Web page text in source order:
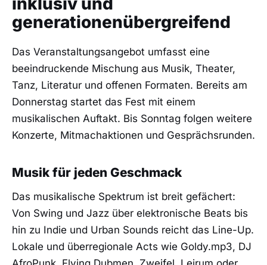
generationenübergreifend
Das Veranstaltungsangebot umfasst eine
beeindruckende Mischung aus Musik, Theater,
Tanz, Literatur und offenen Formaten. Bereits am
Donnerstag startet das Fest mit einem
musikalischen Auftakt. Bis Sonntag folgen weitere
Konzerte, Mitmachaktionen und Gesprächsrunden.
Musik für jeden Geschmack
Das musikalische Spektrum ist breit gefächert:
Von Swing und Jazz über elektronische Beats bis
hin zu Indie und Urban Sounds reicht das Line-Up.
Lokale und überregionale Acts wie Goldy.mp3, DJ